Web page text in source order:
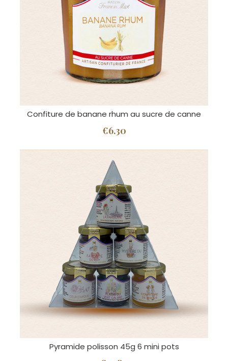
Confiture de banane rhum au sucre de canne
€6.30
Pyramide polisson 45g 6 mini pots